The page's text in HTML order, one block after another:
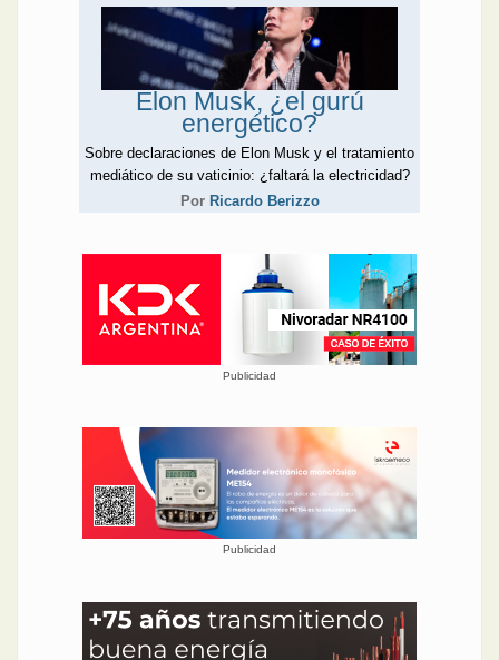
Elon Musk, ¿el gurú
energético?
Sobre declaraciones de Elon Musk y el tratamiento
mediático de su vaticinio: ¿faltará la electricidad?
Por Ricardo Berizzo
Publicidad
Publicidad